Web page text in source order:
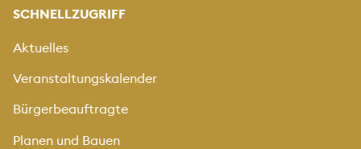
SCHNELLZUGRIFF
Aktuelles
Veranstaltungskalender
Bürgerbeauftragte
Planen und Bauen